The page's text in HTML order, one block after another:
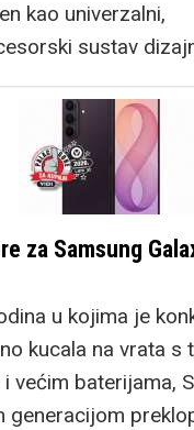
kao univerzalni,
sustav
za Samsung
u kojima je
kucala na vrata s
većim baterijama,
generacijom